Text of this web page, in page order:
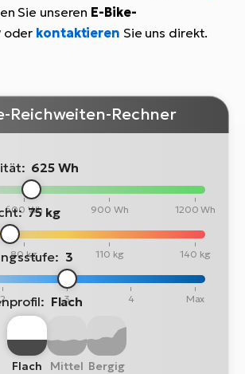
Sie unseren E-Bike-
oder kontaktieren Sie uns direkt.
Reichweiten-Rechner
625 Wh
600 Wh 900 Wh 1200 Wh
75 kg
80 kg 110 kg 140 kg
3
2 3 4 Max
Flach
Flach Mittel Bergig